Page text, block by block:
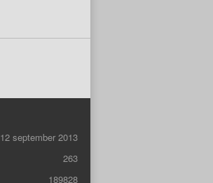
12 september 2013
263
189828